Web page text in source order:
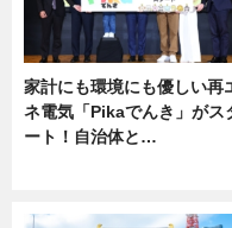
家計にも環境にも優しい再
ネ電気「Pikaでんき」がス
ート！自治体と…